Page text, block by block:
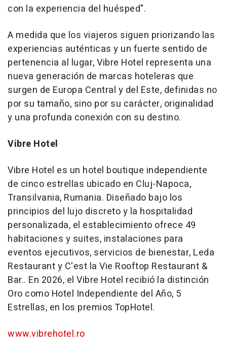
con la experiencia del huésped".
A medida que los viajeros siguen priorizando las
experiencias auténticas y un fuerte sentido de
pertenencia al lugar, Vibre Hotel representa una
nueva generación de marcas hoteleras que
surgen de Europa Central y del Este, definidas no
por su tamaño, sino por su carácter, originalidad
y una profunda conexión con su destino.
Vibre Hotel
Vibre Hotel es un hotel boutique independiente
de cinco estrellas ubicado en Cluj-Napoca,
Transilvania, Rumania. Diseñado bajo los
principios del lujo discreto y la hospitalidad
personalizada, el establecimiento ofrece 49
habitaciones y suites, instalaciones para
eventos ejecutivos, servicios de bienestar, Leda
Restaurant y C'est la Vie Rooftop Restaurant &
Bar.. En 2026, el Vibre Hotel recibió la distinción
Oro como Hotel Independiente del Año, 5
Estrellas, en los premios TopHotel.
www.vibrehotel.ro